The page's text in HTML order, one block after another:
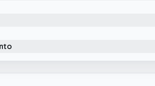
el trabajo industrial más pesado.
de seguridad retráctil: El mango
escaleras altas. Se saca cuando lo